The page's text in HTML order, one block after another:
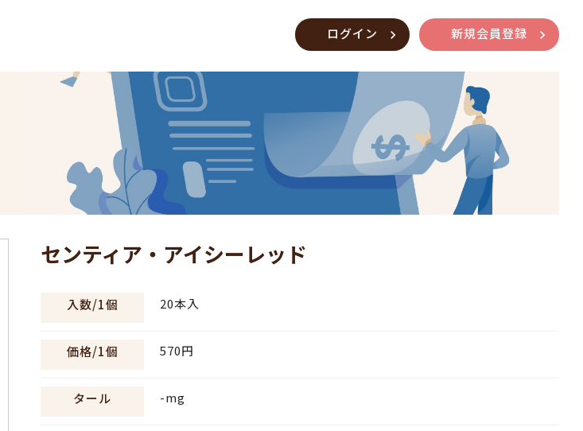
ログイン 新規会員登録
センティア・アイシーレッド
入数/1個 20本入
価格/1個 570円
タール -mg